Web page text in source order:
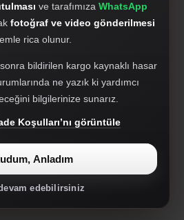
ve tarafımıza WhatsApp
fotoğraf ve video gönderilmesi
rica olunur.
bildirilen kargo kaynaklı hasar
ne yazık ki yardımcı
bilgilerinize sunarız.
Koşulları’nı görüntüle
Anladım
edebilirsiniz